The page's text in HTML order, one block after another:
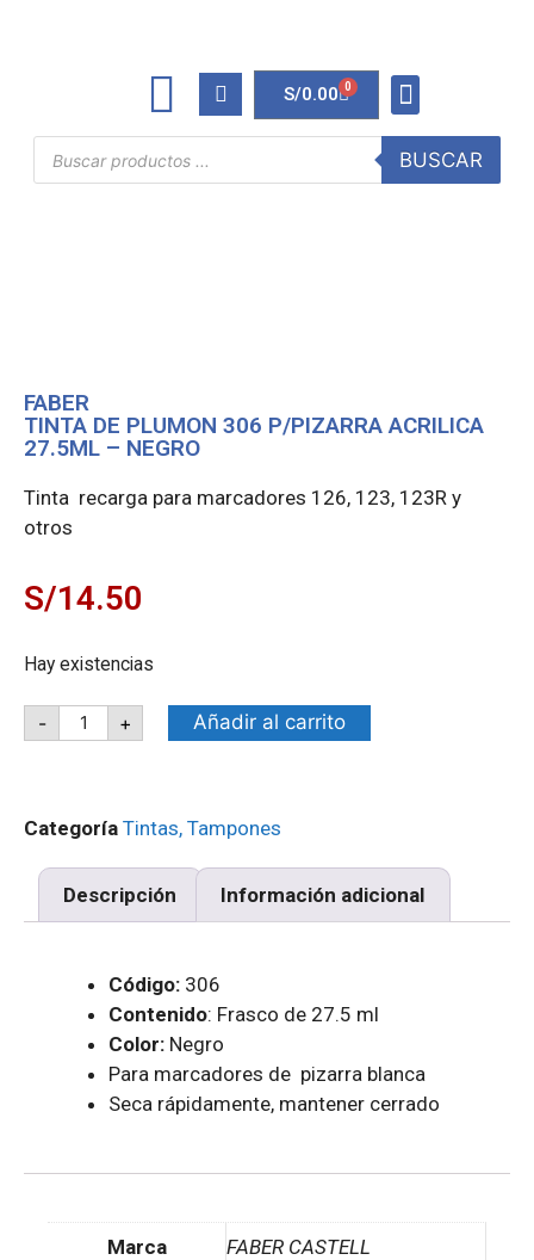
S/0.00 0
BUSCAR
FABER
TINTA DE PLUMON 306 P/PIZARRA ACRILICA
27.5ML – NEGRO
Tinta recarga para marcadores 126, 123, 123R y
otros
S/14.50
Hay existencias
- + Añadir al carrito
Categoría Tintas, Tampones
Descripción Información adicional
Código: 306
Contenido: Frasco de 27.5 ml
Color: Negro
Para marcadores de pizarra blanca
Seca rápidamente, mantener cerrado
Marca FABER CASTELL